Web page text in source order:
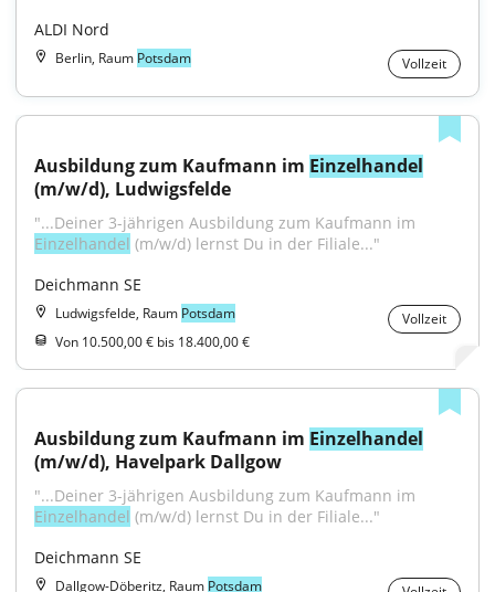
ALDI Nord
Berlin, Raum Potsdam Vollzeit
Ausbildung zum Kaufmann im Einzelhandel
(m/w/d), Ludwigsfelde
Einzelhandel (m/w/d) lernst Du in der Filiale..."
Deichmann SE
Ludwigsfelde, Raum Potsdam
Vollzeit
Von 10.500,00 € bis 18.400,00 €
Ausbildung zum Kaufmann im Einzelhandel
(m/w/d), Havelpark Dallgow
Einzelhandel (m/w/d) lernst Du in der Filiale..."
Deichmann SE
Dallgow-Döberitz, Raum Potsdam